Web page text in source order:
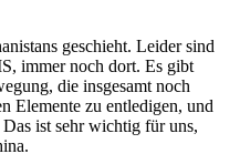
geschieht. Leider sind
immer noch dort. Es gibt
die insgesamt noch
Elemente zu entledigen, und
ist sehr wichtig für uns,